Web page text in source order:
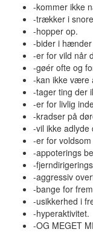
-kommer ikke
-trækker i
-hopper op.
-bider i hænder
-er for vild når
-gøér ofte og
-kan ikke være
-tager ting der
-er for livlig
-kradser på
-vil ikke adlyde
-er for
-appoterings
-
-aggressiv
-bange for
-usikkerhed i
-hyperaktivitet.
-OG MEGET